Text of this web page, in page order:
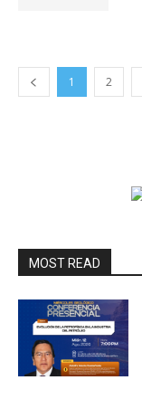
1 2
MOST READ